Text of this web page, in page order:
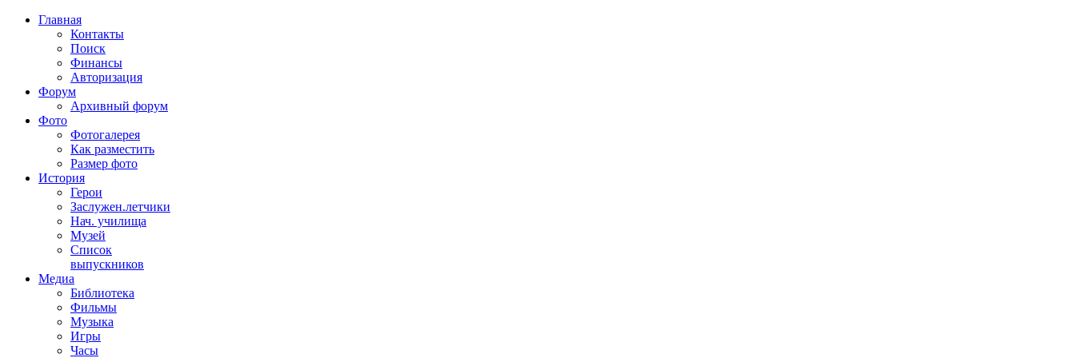
Главная
Контакты
Поиск
Финансы
Авторизация
Форум
Архивный форум
Фото
Фотогалерея
Как разместить
Размер фото
История
Герои
Заслужен.летчики
Нач. училища
Музей
Список
выпускников
Медиа
Библиотека
Фильмы
Музыка
Игры
Часы